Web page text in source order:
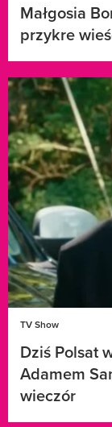
Małgosia
przykre
TV Show
Dziś Polsat
Adamem
wieczór